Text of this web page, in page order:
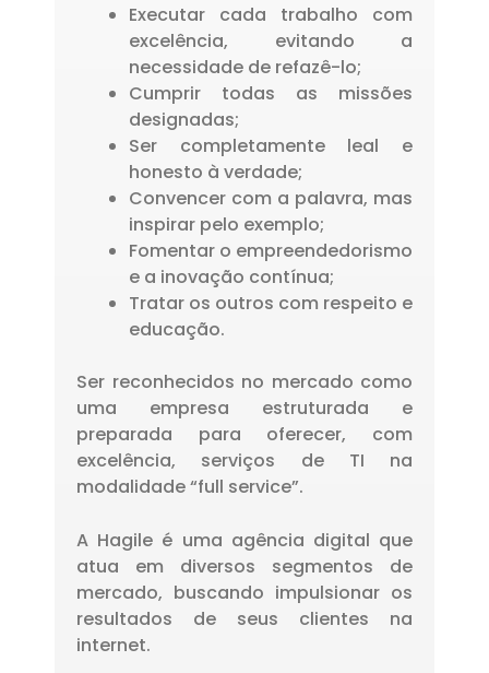
Executar cada trabalho com
excelência, evitando a
necessidade de refazê-lo;
Cumprir todas as missões
designadas;
Ser completamente leal e
honesto à verdade;
Convencer com a palavra, mas
inspirar pelo exemplo;
Fomentar o empreendedorismo
e a inovação contínua;
Tratar os outros com respeito e
educação.
Ser reconhecidos no mercado como
uma empresa estruturada e
preparada para oferecer, com
excelência, serviços de TI na
modalidade “full service”.
A Hagile é uma agência digital que
atua em diversos segmentos de
mercado, buscando impulsionar os
resultados de seus clientes na
internet.